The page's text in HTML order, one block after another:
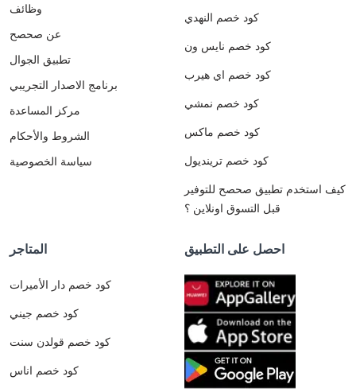
وظائف
عن صحصح
تطبيق الجوال
برنامج الاصدار التجريبي
مركز المساعدة
الشروط والأحكام
سياسة الخصوصية
كود خصم النهدي
كود خصم نايس ون
كود خصم اي هيرب
كود خصم نمشي
كود خصم ماكس
كود خصم ترينديول
كيف استخدم تطبيق صحصح للتوفير
قبل التسوق اونلاين ؟
المتاجر
كود خصم دار الأميرات
كود خصم جيني
كود خصم قولدن سنت
كود خصم اناس
احصل على التطبيق